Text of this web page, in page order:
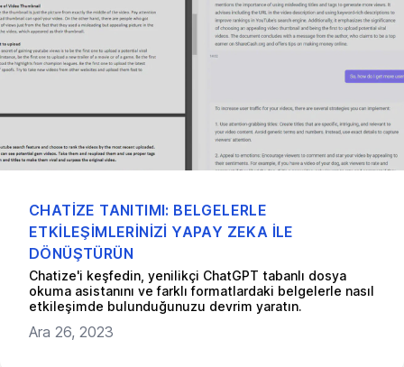
CHATIZE TANITIMI: BELGELERLE
ETKILEŞIMLERINIZI YAPAY ZEKA ILE
DÖNÜŞTÜRÜN
Chatize'i keşfedin, yenilikçi ChatGPT tabanlı dosya
okuma asistanını ve farklı formatlardaki belgelerle nasıl
etkileşimde bulunduğunuzu devrim yaratın.
Ara 26, 2023